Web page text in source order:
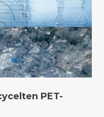
PET-